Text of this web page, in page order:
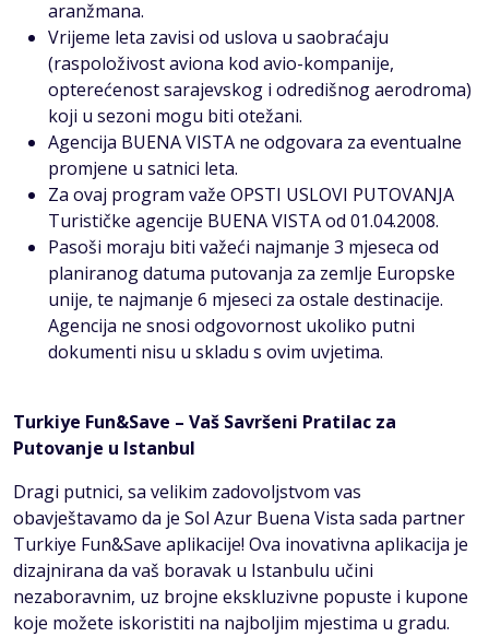
aranžmana.
Vrijeme leta zavisi od uslova u saobraćaju
(raspoloživost aviona kod avio-kompanije,
opterećenost sarajevskog i odredišnog aerodroma)
koji u sezoni mogu biti otežani.
Agencija BUENA VISTA ne odgovara za eventualne
promjene u satnici leta.
Za ovaj program važe OPSTI USLOVI PUTOVANJA
Turističke agencije BUENA VISTA od 01.04.2008.
Pasoši moraju biti važeći najmanje 3 mjeseca od
planiranog datuma putovanja za zemlje Europske
unije, te najmanje 6 mjeseci za ostale destinacije.
Agencija ne snosi odgovornost ukoliko putni
dokumenti nisu u skladu s ovim uvjetima.
Turkiye Fun&Save – Vaš Savršeni Pratilac za
Putovanje u Istanbul
Dragi putnici, sa velikim zadovoljstvom vas
obavještavamo da je Sol Azur Buena Vista sada partner
Turkiye Fun&Save aplikacije! Ova inovativna aplikacija je
dizajnirana da vaš boravak u Istanbulu učini
nezaboravnim, uz brojne ekskluzivne popuste i kupone
koje možete iskoristiti na najboljim mjestima u gradu.